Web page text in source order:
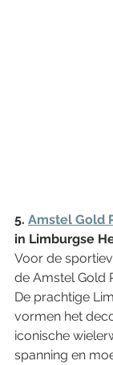
5. Amstel Gold
in Limburgse
Voor de
de Amstel Gold
De prachtige
vormen het
iconische
spanning en